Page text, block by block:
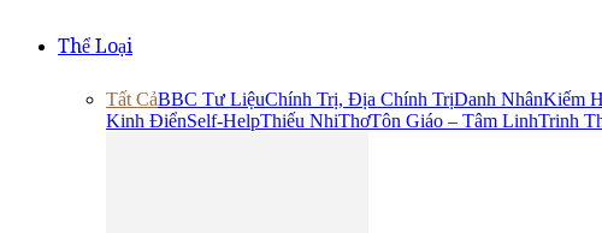
Thể Loại
Tất CảBBC Tư LiệuChính Trị, Địa Chính TrịDanh NhânKiếm
Kinh ĐiểnSelf-HelpThiếu NhiThơTôn Giáo – Tâm LinhTrinh